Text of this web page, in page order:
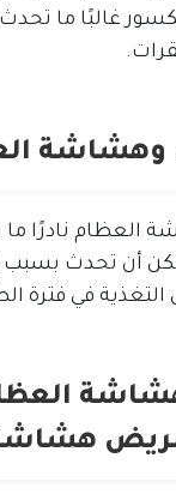
غالبًا ما
وهشاشة
العظام نادرًا
أن تحدث
التغذية في فترة
هشاشة